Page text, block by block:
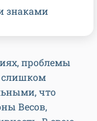
проблемы
слишком
что
Весов,
знаками